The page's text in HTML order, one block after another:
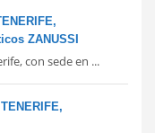
ZANUSSI
con sede en ...